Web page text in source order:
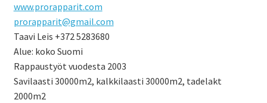
www.prorapparit.com
prorapparit@gmail.com
Taavi Leis +372 5283680
Alue: koko Suomi
Rappaustyöt vuodesta 2003
Savilaasti 30000m2, kalkkilaasti 30000m2, tadelakt
2000m2